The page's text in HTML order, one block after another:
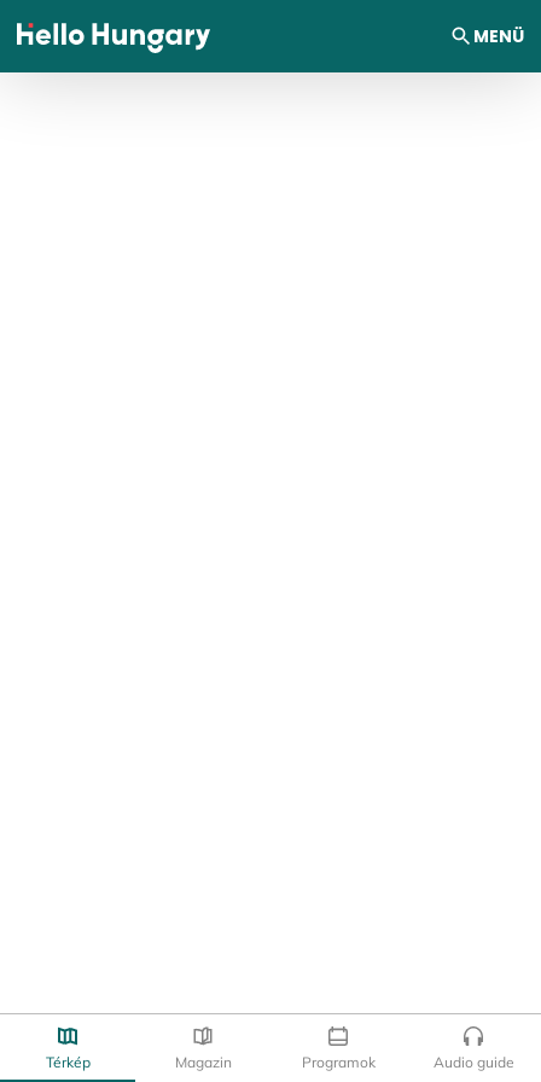
Ugrás a tartalomhoz MENÜ
Térkép Magazin Programok Audio guide